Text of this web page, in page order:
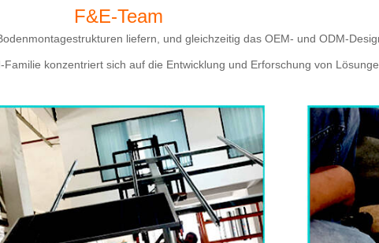
F&E-Team
liefern, und gleichzeitig das OEM- und ODM-
konzentriert sich auf die Entwicklung und Erforschung von